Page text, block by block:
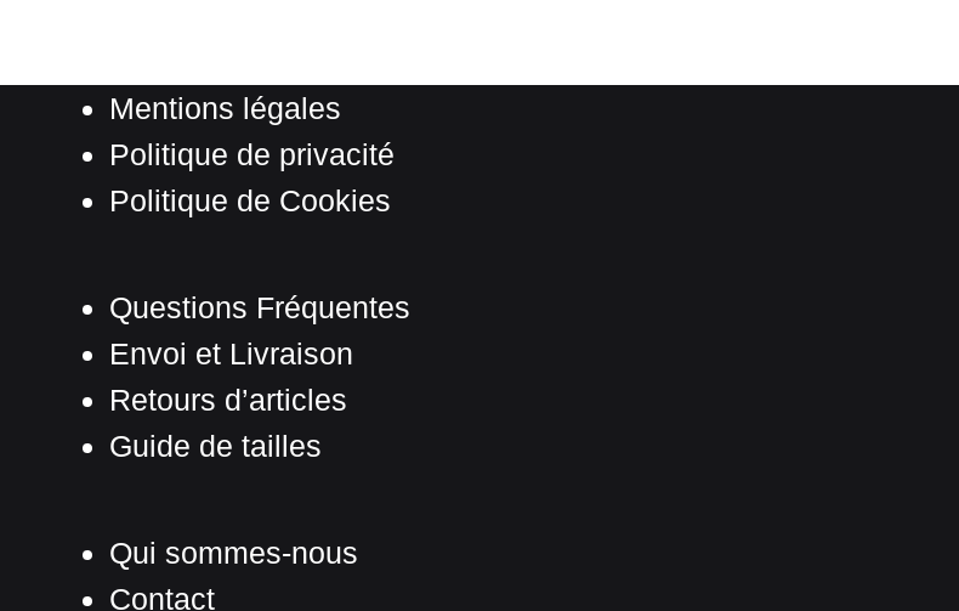
Mentions légales
Politique de privacité
Politique de Cookies
Questions Fréquentes
Envoi et Livraison
Retours d’articles
Guide de tailles
Qui sommes-nous
Contact